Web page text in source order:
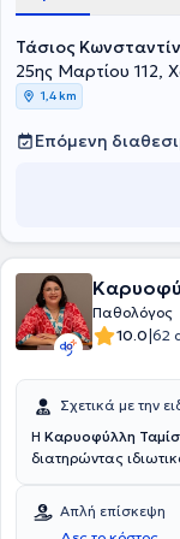
Τάσιος
25ης Μαρτίου
1,4 km
Επόμενη
Παθολόγος
10.0|62
Σχετικά με την
H Καρυοφύλλη
διατηρώντας
υπέρταση,
διαβήτη. Επίσης,
Απλή επίσκεψη